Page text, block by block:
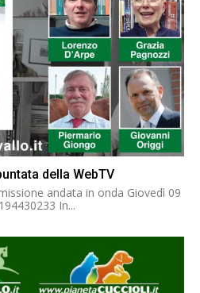
della WebTV
andata in onda Giovedì 09
Luglio https://vimeo.com/1194430233 In...